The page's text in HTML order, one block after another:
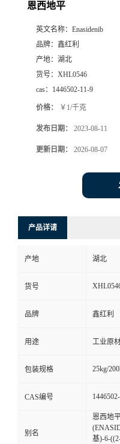
恩西地平
英文名称： Enasidenib
品牌： 鑫红利
产地： 湖北
货号： XHL0546
cas： 1446502-11-9
价格： ￥1/千克
发布日期： 2023-08-11
更新日期： 2026-08-07
产品详请
产地 湖北
货号
品牌 鑫红利
用途 工业原
包装规格 25kg/
CAS编号
别名
恩西地
基)-6-